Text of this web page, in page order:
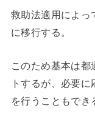
救助法適用によっ
に移行する。
このため基本は
トするが、必要
を行うこともでき